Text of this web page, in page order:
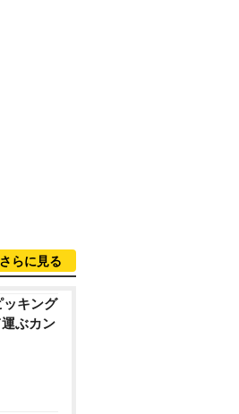
さらに見る
ッキング
ぶカン